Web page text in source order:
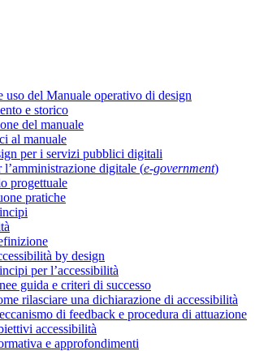
uso del Manuale operativo di design
e storico
del manuale
al manuale
per i servizi pubblici digitali
l’amministrazione digitale (e-government)
progettuale
pratiche
by design
per l’accessibilità
guida e criteri di successo
rilasciare una dichiarazione di accessibilità
di feedback e procedura di attuazione
accessibilità
e approfondimenti